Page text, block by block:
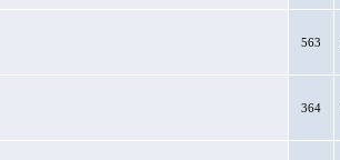
563
364